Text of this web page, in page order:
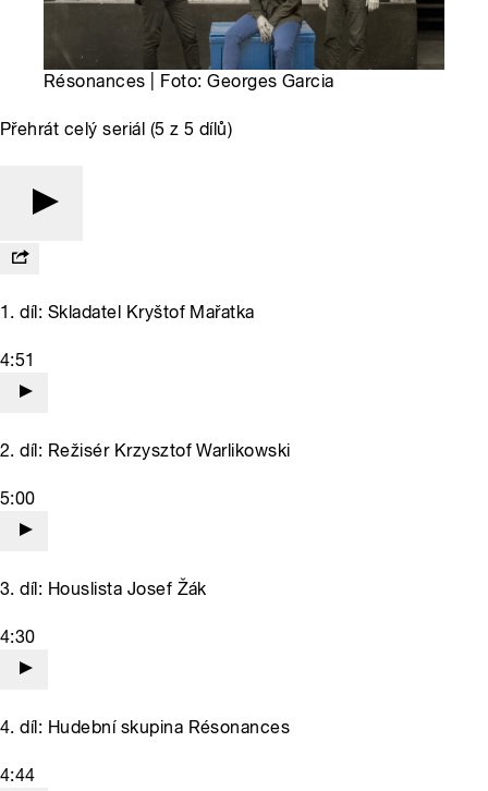
Résonances | Foto: Georges Garcia
Přehrát celý seriál (5 z 5 dílů)
1. díl: Skladatel Kryštof Mařatka
4:51
2. díl: Režisér Krzysztof Warlikowski
5:00
3. díl: Houslista Josef Žák
4:30
4. díl: Hudební skupina Résonances
4:44